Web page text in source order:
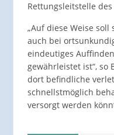
Rettungsleitstelle
„Auf diese Weise
auch bei
eindeutiges
gewährleistet ist“, so
dort befindliche
schnellstmöglich
versorgt werden